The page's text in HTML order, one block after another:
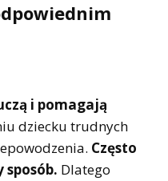
i pomagają
dziecku trudnych
Często
sposób. Dlatego